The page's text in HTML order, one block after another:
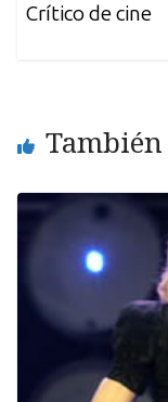
Crítico de cine